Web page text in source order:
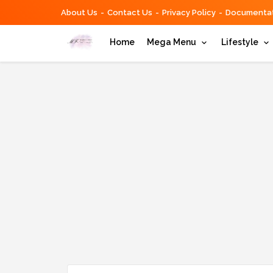
About Us Contact Us Privacy Policy
Home Mega Menu Lifestyle